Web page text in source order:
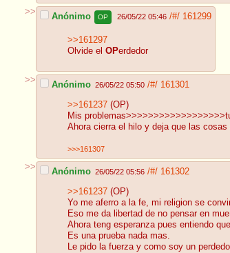
>> Anónimo OP 26/05/22 05:46 /#/ 161299
>>161297
Olvide el OPerdedor
>> Anónimo 26/05/22 05:50 /#/ 161301
>>161237 (OP)
Mis
Ahora cierra el hilo y deja que las cosas
>>>161307
>> Anónimo 26/05/22 05:56 /#/ 161302
>>161237 (OP)
Yo me aferro a la fe, mi religion se
Eso me da libertad de no pensar en
Ahora teng esperanza pues entiendo
Es una prueba nada mas.
Le pido la fuerza y como soy un